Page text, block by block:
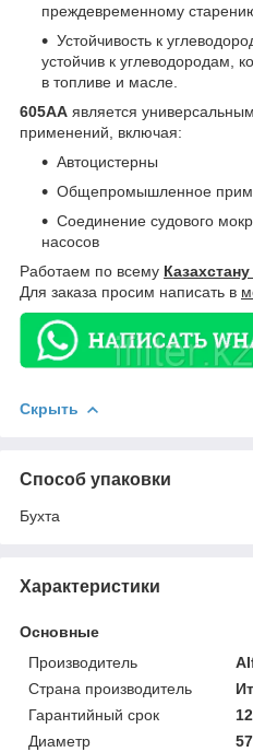
преждевременному
Устойчивость к
устойчив к углеводородам,
в топливе и масле.
605AA является
применений, включая:
Автоцистерны
Общепромышленное
Соединение судового
насосов
Работаем по всему
Для заказа просим написать в
Скрыть
Способ упаковки
Бухта
Характеристики
Основные
Производитель
Страна производитель
Гарантийный срок
Диаметр